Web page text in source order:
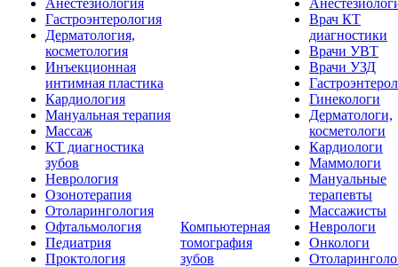
Анестезиология
Гастроэнтерология
Дерматология,
косметология
Инъекционная
интимная пластика
Кардиология
Мануальная терапия
Массаж
КТ диагностика
зубов
Неврология
Озонотерапия
Отоларингология
Офтальмология
Педиатрия
Проктология
Компьютерная
томография
зубов
Врач КТ
диагностики
Врачи УВТ
Врачи УЗД
Гинекологи
Дерматологи,
косметологи
Кардиологи
Маммологи
Мануальные
терапевты
Массажисты
Неврологи
Онкологи